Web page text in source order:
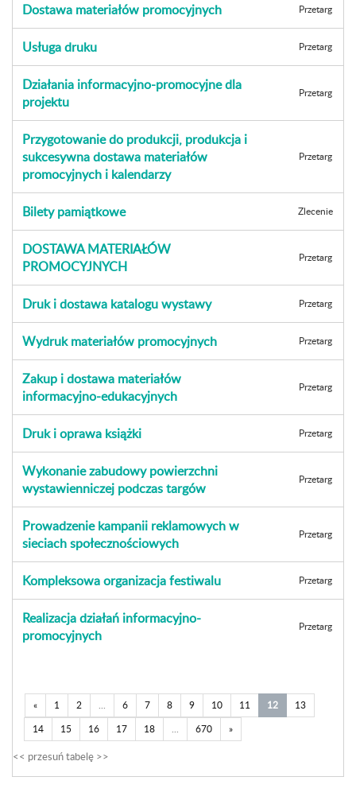
Dostawa materiałów promocyjnych Przetarg
Usługa druku Przetarg
Działania informacyjno-promocyjne dla
projektu
Przetarg
Przygotowanie do produkcji, produkcja i
sukcesywna dostawa materiałów
promocyjnych i kalendarzy
Przetarg
Bilety pamiątkowe Zlecenie
DOSTAWA MATERIAŁÓW
PROMOCYJNYCH
Przetarg
Druk i dostawa katalogu wystawy Przetarg
Wydruk materiałów promocyjnych Przetarg
Zakup i dostawa materiałów
informacyjno-edukacyjnych
Przetarg
Druk i oprawa książki Przetarg
Wykonanie zabudowy powierzchni
wystawienniczej podczas targów
Przetarg
Prowadzenie kampanii reklamowych w
sieciach społecznościowych
Przetarg
Kompleksowa organizacja festiwalu Przetarg
Realizacja działań informacyjno-
promocyjnych
Przetarg
« 1 2 ... 6 7 8 9 10 11 12
13
14
15 16 17 18 ... 670 »